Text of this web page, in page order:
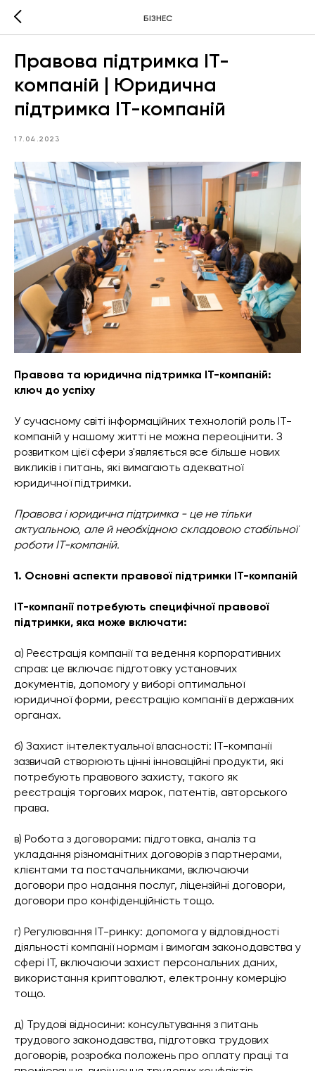
БІЗНЕС
Правова підтримка ІТ-
компаній | Юридична
підтримка ІТ-компаній
17.04.2023
Правова та юридична підтримка ІТ-компаній:
ключ до успіху
У сучасному світі інформаційних технологій роль ІТ-
компаній у нашому житті не можна переоцінити. З
розвитком цієї сфери з'являється все більше нових
викликів і питань, які вимагають адекватної
юридичної підтримки.
Правова і юридична підтримка - це не тільки
актуальною, але й необхідною складовою стабільної
роботи ІТ-компаній.
1. Основні аспекти правової підтримки ІТ-компаній
ІТ-компанії потребують специфічної правової
підтримки, яка може включати:
а) Реєстрація компанії та ведення корпоративних
справ: це включає підготовку установчих
документів, допомогу у виборі оптимальної
юридичної форми, реєстрацію компанії в державних
органах.
б) Захист інтелектуальної власності: ІТ-компанії
зазвичай створюють цінні інноваційні продукти, які
потребують правового захисту, такого як
реєстрація торгових марок, патентів, авторського
права.
в) Робота з договорами: підготовка, аналіз та
укладання різноманітних договорів з партнерами,
клієнтами та постачальниками, включаючи
договори про надання послуг, ліцензійні договори,
договори про конфіденційність тощо.
г) Регулювання ІТ-ринку: допомога у відповідності
діяльності компанії нормам і вимогам законодавства у
сфері ІТ, включаючи захист персональних даних,
використання криптовалют, електронну комерцію
тощо.
д) Трудові відносини: консультування з питань
трудового законодавства, підготовка трудових
договорів, розробка положень про оплату праці та